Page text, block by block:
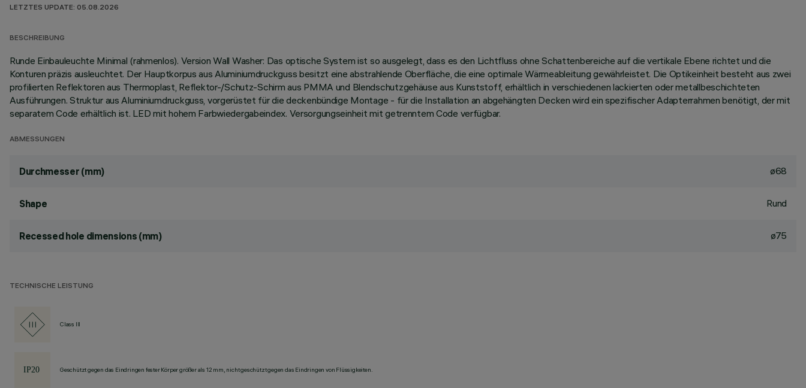
LETZTES UPDATE: 05.08.2026
BESCHREIBUNG
Runde Einbauleuchte Minimal (rahmenlos). Version Wall Washer: Das optische System ist so ausgelegt, dass es den Lichtfluss ohne Schattenbereiche auf die vertikale Ebene richtet und die
Konturen präzis ausleuchtet. Der Hauptkorpus aus Aluminiumdruckguss besitzt eine abstrahlende Oberfläche, die eine optimale Wärmeableitung gewährleistet. Die Optikeinheit besteht aus zwei
profilierten Reflektoren aus Thermoplast, Reflektor-/Schutz-Schirm aus PMMA und Blendschutzgehäuse aus Kunststoff, erhältlich in verschiedenen lackierten oder metallbeschichteten
Ausführungen. Struktur aus Aluminiumdruckguss, vorgerüstet für die deckenbündige Montage - für die Installation an abgehängten Decken wird ein spezifischer Adapterrahmen benötigt, der mit
separatem Code erhältlich ist. LED mit hohem Farbwiedergabeindex. Versorgungseinheit mit getrenntem Code verfügbar.
ABMESSUNGEN
Durchmesser (mm) ø68
Shape Rund
Recessed hole dimensions (mm) ø75
TECHNISCHE LEISTUNG
Class III
Geschützt gegen das Eindringen fester Körper größer als 12 mm, nicht geschützt gegen das Eindringen von Flüssigkeiten.